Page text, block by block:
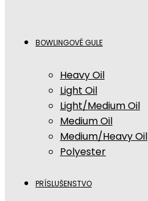
BOWLINGOVÉ GULE
Heavy Oil
Light Oil
Light/Medium Oil
Medium Oil
Medium/Heavy Oil
Polyester
PRÍSLUŠENSTVO